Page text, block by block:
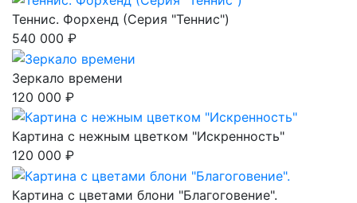
Теннис. Форхенд (Серия "Теннис")
540 000 ₽
Зеркало времени
120 000 ₽
Картина с нежным цветком "Искренность"
120 000 ₽
Картина с цветами блони "Благоговение".